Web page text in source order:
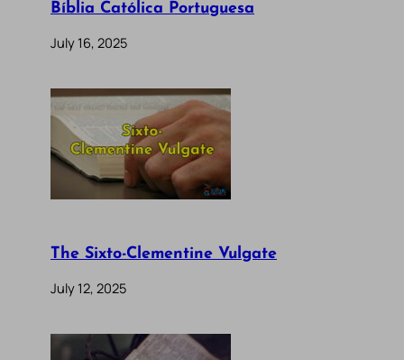
Bíblia Católica Portuguesa
July 16, 2025
The Sixto-Clementine Vulgate
July 12, 2025